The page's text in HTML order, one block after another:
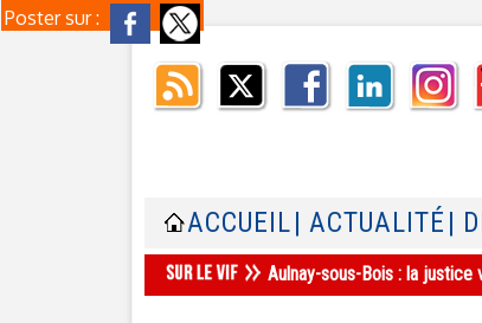
Poster sur :
ACCUEIL | ACTUALITÉ |
Aulnay-sous-Bois : la